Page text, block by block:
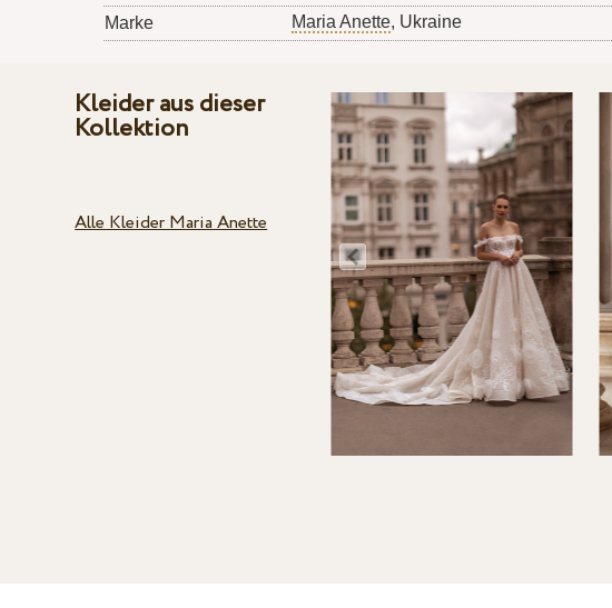
Marke
Maria Anette, Ukraine
Kleider aus dieser
Kollektion
Alle Kleider Maria Anette